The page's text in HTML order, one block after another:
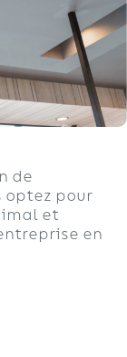
de
pour
et
en